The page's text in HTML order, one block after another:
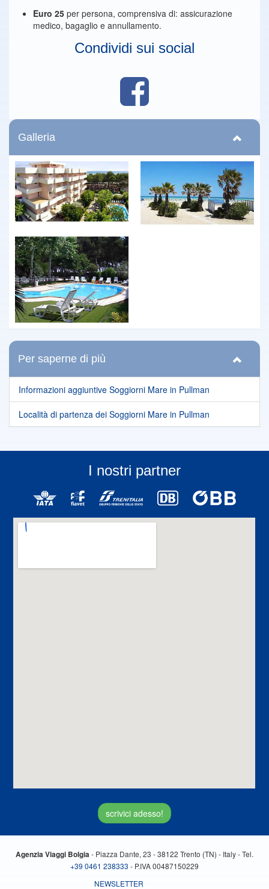
Euro 25 per persona, comprensiva di: assicurazione
medico, bagaglio e annullamento.
Condividi sui social
Galleria
Per saperne di più
Informazioni aggiuntive Soggiorni Mare in Pullman
Località di partenza dei Soggiorni Mare in Pullman
I nostri partner
scrivici adesso!
Agenzia Viaggi Bolgia - Piazza Dante, 23 - 38122 Trento (TN) - Italy - Tel.
+39 0461 238333 - P.IVA 00487150229
NEWSLETTER